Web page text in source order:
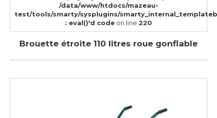
/data/www/htdocs/mazeau-
test/tools/smarty/sysplugins/
: eval()'d code on line 220
Brouette étroite 110 litres roue gonflable